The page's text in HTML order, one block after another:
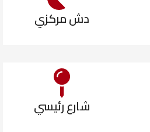
دش مركزي
شارع رئيسي